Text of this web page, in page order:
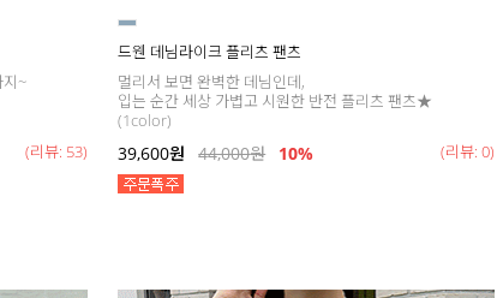
~
(리뷰: 53)
드웬 데님라이크 플리츠 팬츠
멀리서 보면 완벽한 데님인데,
입는 순간 세상 가볍고 시원한 반전 플리츠 팬츠★
(1color)
39,600원 44,000원 10% (리뷰: 0)